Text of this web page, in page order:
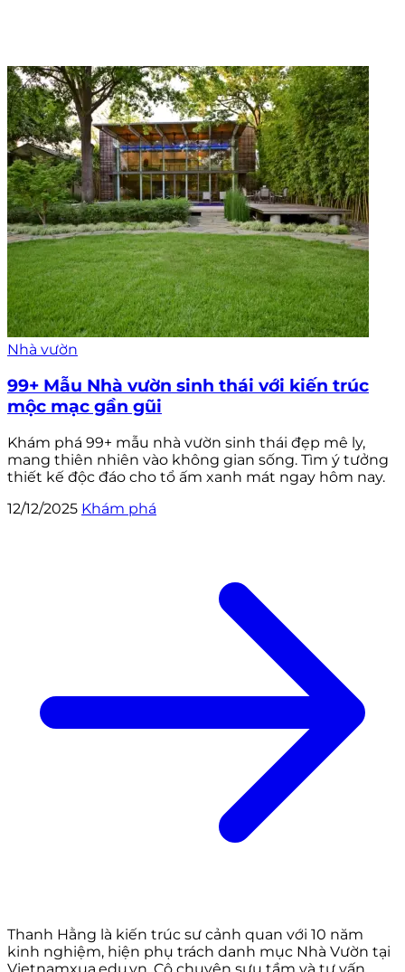
Nhà vườn
99+ Mẫu Nhà vườn sinh thái với kiến trúc
mộc mạc gần gũi
Khám phá 99+ mẫu nhà vườn sinh thái đẹp mê ly,
mang thiên nhiên vào không gian sống. Tìm ý tưởng
thiết kế độc đáo cho tổ ấm xanh mát ngay hôm nay.
12/12/2025 Khám phá
Thanh Hằng là kiến trúc sư cảnh quan với 10 năm
kinh nghiệm, hiện phụ trách danh mục Nhà Vườn tại